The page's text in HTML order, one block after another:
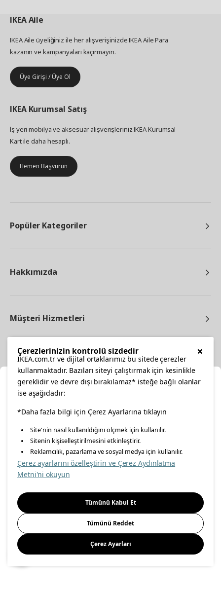
IKEAAile
IKEA Aile üyeliğiniz ile her alışverişinizde IKEA Aile Para
kazanın ve kampanyaları kaçırmayın.
Üye Girişi / Üye Ol
IKEA Kurumsal Satış
İş yeri mobilya ve aksesuar alışverişleriniz IKEA Kurumsal
Kart ile daha hesaplı.
Hemen Başvurun
Popüler Kategoriler
Hakkımızda
Müşteri Hizmetleri
Diğer
facebooktwitterinstagrampinterestyoutube
linkedin
Enerji Politikası Bilgi Güvenliği Politikası
Kalite Politikası
Gıda Güvenliği Politikası Bilgi Toplumu Hizmetleri
Önemli Bilgilendirme İnternet Sitesi Gizlilik Politikası
Kişisel Verilerin Korunması
Çerez Politikası
© Inter IKEA Systems B.V 1999-
Konumunuzu Seçin
İnternetten vereceğiniz siparişlerinizde size özel hizmet ve
içerikleri görebilmek için lütfen konumuzu seçin.
İl seçiniz
Seçiniz
Kaydet
×
Çerezlerinizin kontrolü sizdedir
IKEA.com.tr ve dijital ortaklarımız bu sitede çerezler
kullanmaktadır. Bazıları siteyi çalıştırmak için kesinlikle
gereklidir ve devre dışı bırakılamaz* isteğe bağlı olanlar
ise aşağıdadır:
*Daha fazla bilgi için Çerez Ayarlarına tıklayın
Site'nin nasıl kullanıldığını ölçmek için kullanılır.
Sitenin kişiselleştirilmesini etkinleştirir.
Reklamcılık, pazarlama ve sosyal medya için kullanılır.
Çerez ayarlarını özelleştirin ve Çerez Aydınlatma
Metni'ni okuyun
Tümünü Kabul Et
Tümünü Reddet
Çerez Ayarları